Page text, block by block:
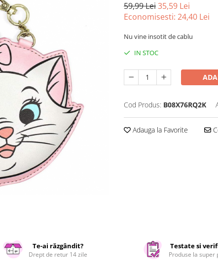
59,99 Lei35,59 Lei
Economisesti: 24,40 Lei
Nu vine insotit de cablu
IN STOC
Cod Produs: B08X76RQ2K
Adauga la Favorite
Te-ai răzgândit?
Drept de retur 14 zile
Testate si
Produse la super